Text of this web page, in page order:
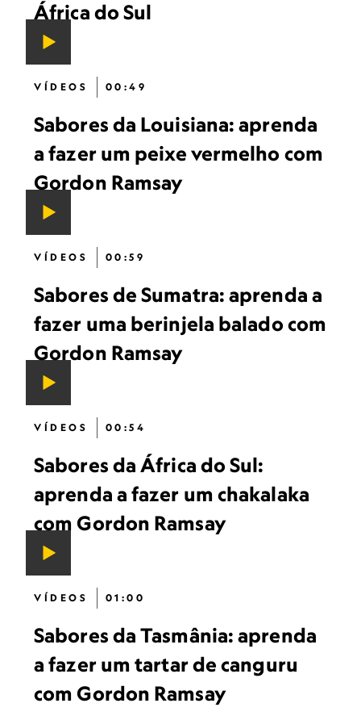
África do Sul
VÍDEOS 00:49
Sabores da Louisiana: aprenda
a fazer um peixe vermelho com
Gordon Ramsay
VÍDEOS 00:59
Sabores de Sumatra: aprenda a
fazer uma berinjela balado com
Gordon Ramsay
VÍDEOS 00:54
Sabores da África do Sul:
aprenda a fazer um chakalaka
com Gordon Ramsay
VÍDEOS 01:00
Sabores da Tasmânia: aprenda
a fazer um tartar de canguru
com Gordon Ramsay